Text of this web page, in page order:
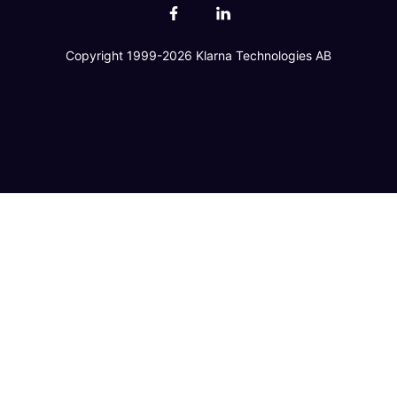
Copyright 1999-2026 Klarna Technologies AB